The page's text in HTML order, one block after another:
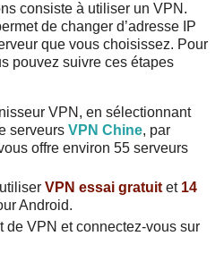
consiste à utiliser un VPN.
de changer d’adresse IP
que vous choisissez. Pour
pouvez suivre ces étapes
VPN, en sélectionnant
serveurs VPN Chine, par
offre environ 55 serveurs
VPN essai gratuit et 14
Android.
de VPN et connectez-vous sur